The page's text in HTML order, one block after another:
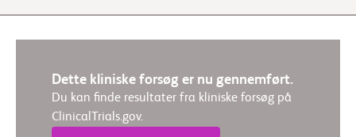
Dette kliniske forsøg er nu gennemført.
Du kan finde resultater fra kliniske forsøg på
ClinicalTrials.gov.